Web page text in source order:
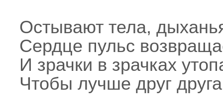
Остывают тела,
Сердце пульс
И зрачки в зрачках
Чтобы лучше друг